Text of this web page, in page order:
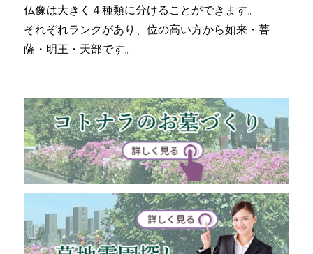
仏像は大きく４種類に分けることができます。
それぞれランクがあり、位の高い方から如来・菩
薩・明王・天部です。